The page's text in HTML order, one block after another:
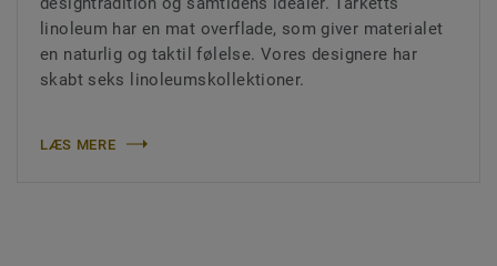
linoleum har en mat overflade, som giver materialet
en naturlig og taktil følelse. Vores designere har
skabt seks linoleumskollektioner.
LÆS MERE